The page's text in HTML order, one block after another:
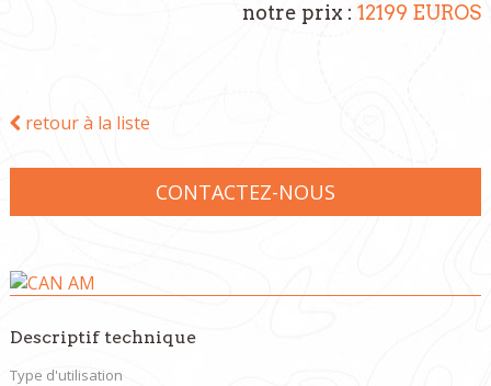
notre prix :12199 EUROS
retour à la liste
CONTACTEZ-NOUS
Descriptif technique
Type d'utilisation